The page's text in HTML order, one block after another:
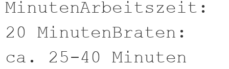
MinutenArbeitszeit:
20 MinutenBraten:
ca. 25-40 Minuten